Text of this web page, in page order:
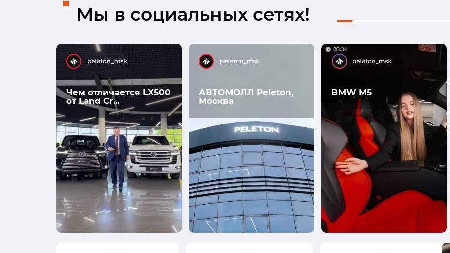
Мы в социальных сетях!
Чем отличается LX500
от Land Cr...
АВТОМОЛЛ Peleton,
Москва
BMW M5